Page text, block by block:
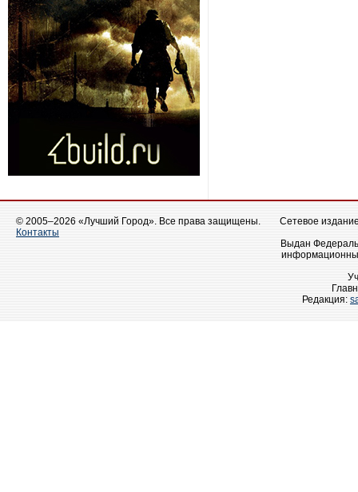
© 2005–2026 «Лучший Город». Все права защищены.
Контакты
Сетевое
Выдан
Редакция: